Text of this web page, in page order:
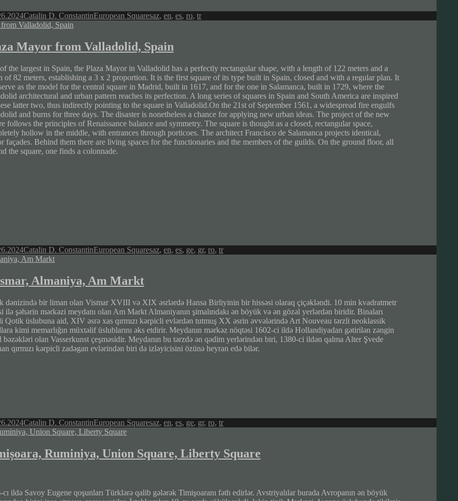
Author
Catalin D. ConstantinCategories
European SquaresTags
az,en,es,ro,tr
Mayor from Valladolid, Spain
the largest in Spain, the Plaza Mayor in Valladolid has a perfectly rectangular shape, with a length of 122 meters and a
of 82 meters, establishing a 3 x 2 proportion. It is the first square of its type built in Spain, closed and with a regular plan. It
as the model for the central square in Madrid, built in 1617, and for the one in Salamanca, built in 1729, where the
architectural and urban pattern reaches its perfection. A long series of squares in Spain and South America are inspired
latter two, thus indirectly pointing to the square in Valladolid.On the 21st of September 1561, a widespread fire engulfs
and burns for three days. The disaster is nonetheless a chance for applying new urban ideas. The project of the new
follows the principles of Renaissance balance and symmetry. The square is thought as a closed, rectangular space,
hollow in the middle, with entrances through porticoes. The architect Francisco de Salamanca projects identical,
façades. Behind them there are living spaces for the functionaries and the members of the guilds. On the ground floor, all
the square, one finds a colonnade.
Author
Catalin D. ConstantinCategories
European SquaresTags
az,en,es, ge, gr,ro,tr
Almaniya, Am Markt
dənizində bir liman olan Vismar XVIII və XIX əsrlərdə Hansa Birliyinin bir hissəsi olaraq çiçəkləndi. 10 min kvadratmetr
ilə şəhərin mərkəzi meydanı olan Am Markt Almaniyanın şimalındakı ən böyük və ən gözəl yerlərdən biridir. Binaları
Qotik üslubuna aid, XIV əsrə xas qırmızı kərpicli evlərdən tutmuş XX əsrin əvvələrində Art Nouveau tərzli neoklassik
kimi memarlığın müxtəlif üslublarını əks etdirir. Meydanın mərkəz nöqtəsi 1602-ci ildə Hollandiyadan gətirilən zəngin
bəzəkləri olan Vasserkunst çeşməsidir. Meydanın bu tərzdə ən qədim yerlərindən biri, 1380-ci ildən qalma Alter Şvede
qırmızı kərpicli zadəgan evlərindən biri də izləyicisini özünə heyran edə bilər.
Author
Catalin D. ConstantinCategories
European SquaresTags
az,en,es, ge, gr,ro,tr
Ruminiya, Union Square, Liberty Square
cı ildə Savoy Eugene qoşunları Türklərə qalib gələrək Timişoaranı fəth edirlər. Avstriyalılar burada Avropanın ən böyük